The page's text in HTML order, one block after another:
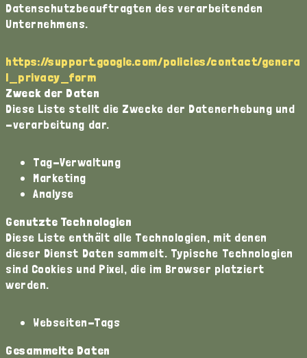
Datenschutzbeauftragten des verarbeitenden
Unternehmens.
https://support.google.com/policies/contact/genera
l_privacy_form
Zweck der Daten
Diese Liste stellt die Zwecke der Datenerhebung und
-verarbeitung dar.
Tag-Verwaltung
Marketing
Analyse
Genutzte Technologien
Diese Liste enthält alle Technologien, mit denen
dieser Dienst Daten sammelt. Typische Technologien
sind Cookies und Pixel, die im Browser platziert
werden.
Webseiten-Tags
Gesammelte Daten